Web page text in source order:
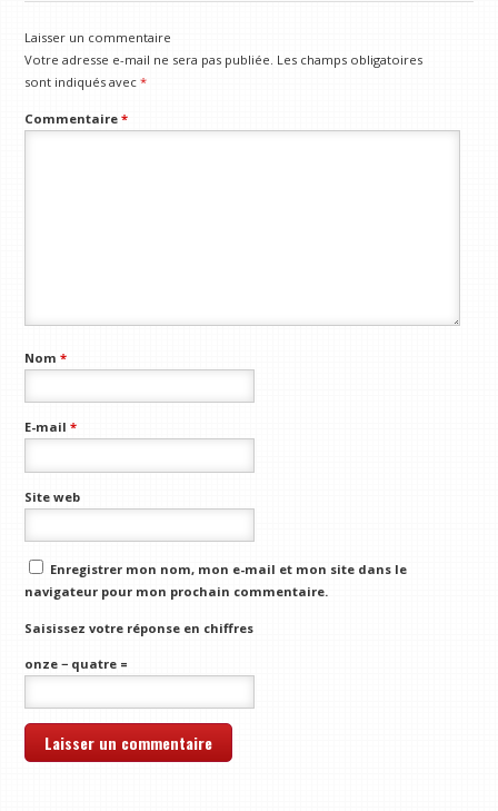
Laisser un commentaire
Votre adresse e-mail ne sera pas publiée. Les champs obligatoires
sont indiqués avec*
Commentaire*
Nom*
E-mail*
Site web
Enregistrer mon nom, mon e-mail et mon site dans le
navigateur pour mon prochain commentaire.
Saisissez votre réponse en chiffres
onze − quatre =